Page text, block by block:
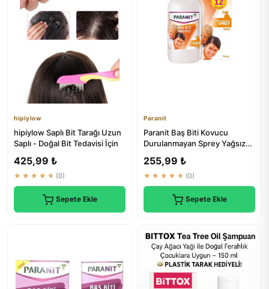
hipiylow
hipiylow Saplı Bit Tarağı Uzun
Saplı - Doğal Bit Tedavisi İçin
425,99 ₺
★★★★★ (0)
Sepete Ekle
Paranit
Paranit Baş Biti Kovucu
Durulanmayan Sprey Yağsız
255,99 ₺
★★★★★ (0)
Sepete Ekle